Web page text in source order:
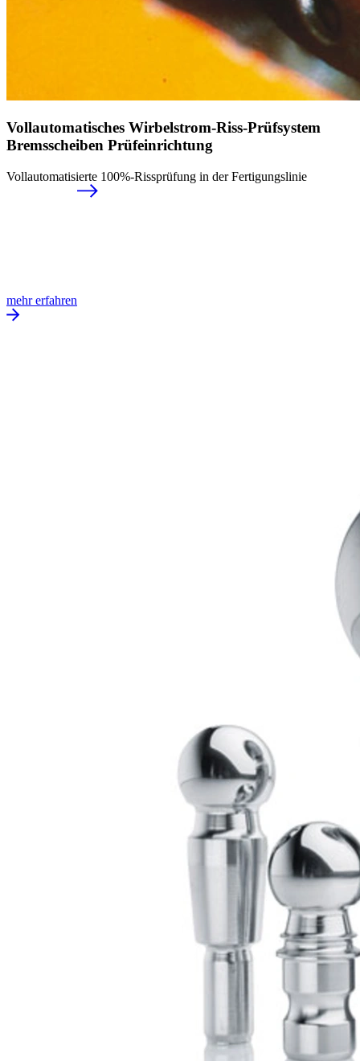
Vollautomatisches Wirbelstrom-Riss-Prüfsystem
Bremsscheiben Prüfeinrichtung
Vollautomatisierte 100%-Rissprüfung in der Fertigungslinie
mehr erfahren